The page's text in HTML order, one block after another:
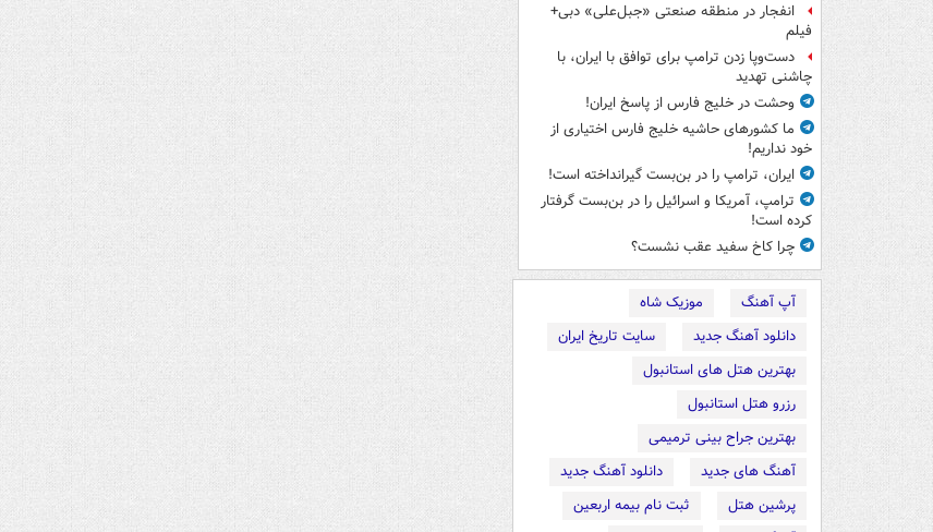
انفجار در منطقه صنعتی «جبل‌علی» دبی+
فیلم
دست‌وپا زدن ترامپ برای توافق با ایران، با
چاشنی تهدید
وحشت در خلیج فارس از پاسخ ایران!
ما کشورهای حاشیه خلیج فارس اختیاری از
خود نداریم!
ایران، ترامپ را در بن‌بست گیرانداخته است!
ترامپ، آمریکا و اسرائیل را در بن‌بست گرفتار
کرده است!
چرا کاخ سفید عقب نشست؟
آپ آهنگ
موزیک شاه
دانلود آهنگ جدید
سایت تاریخ ایران
بهترین هتل های استانبول
رزرو هتل استانبول
بهترین جراح بینی ترمیمی
آهنگ های جدید
دانلود آهنگ جدید
پرشین هتل
ثبت نام بیمه اربعین